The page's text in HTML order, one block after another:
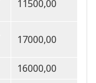
11500,00
17000,00
16000,00